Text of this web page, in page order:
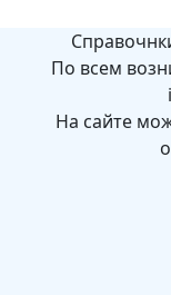
По всем
На сайте